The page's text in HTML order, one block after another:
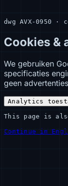
dwg AVX-0950 ·
Cookies &
We gebruiken
specificaties
geen
Analytics
This page is
Continue in